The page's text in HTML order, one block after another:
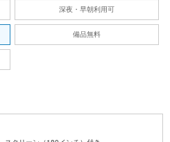
深夜・早朝利用可
備品無料